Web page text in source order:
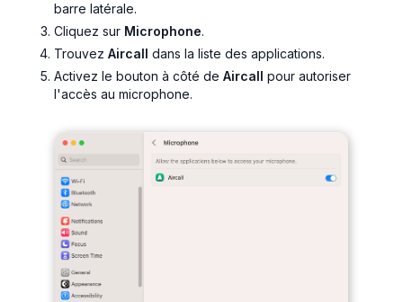
barre latérale.
Cliquez sur Microphone.
Trouvez Aircall dans la liste des applications.
Activez le bouton à côté de Aircall pour autoriser
l'accès au microphone.